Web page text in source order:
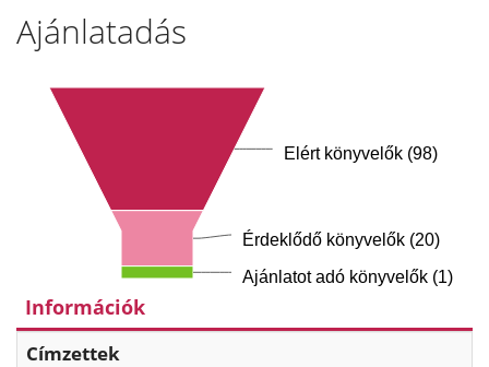
Ajánlatadás
Elért könyvelők (98)
Érdeklődő könyvelők (20)
Ajánlatot adó könyvelők (1)
Információk
Címzettek